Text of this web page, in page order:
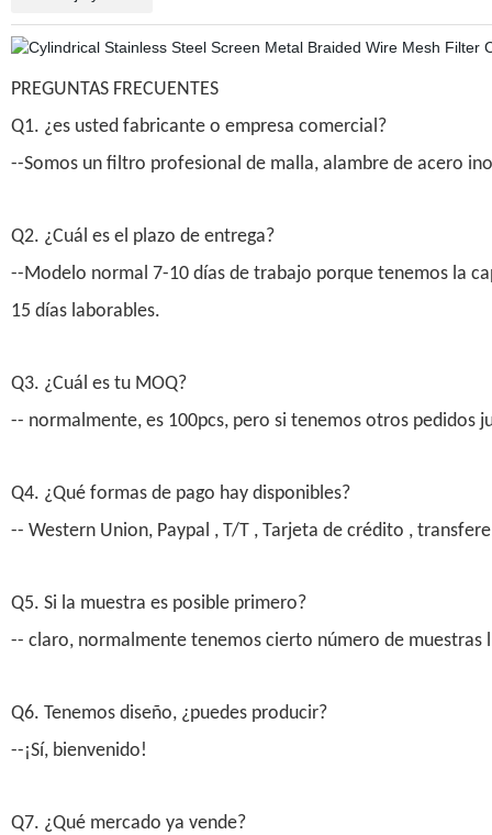
PREGUNTAS FRECUENTES
Q1. ¿es usted fabricante o empresa comercial?
--Somos un filtro profesional de malla, alambre de acero
Q2. ¿Cuál es el plazo de entrega?
--Modelo normal 7-10 días de trabajo porque tenemos la
15 días laborables.
Q3. ¿Cuál es tu MOQ?
-- normalmente, es 100pcs, pero si tenemos otros pedidos
Q4. ¿Qué formas de pago hay disponibles?
-- Western Union, Paypal , T/T , Tarjeta de crédito ,
Q5. Si la muestra es posible primero?
-- claro, normalmente tenemos cierto número de muestras
Q6. Tenemos diseño, ¿puedes producir?
--¡Sí, bienvenido!
Q7. ¿Qué mercado ya vende?